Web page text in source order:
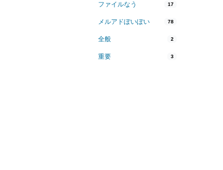
ファイルなう 17
メルアドぽいぽい 78
全般 2
重要 3